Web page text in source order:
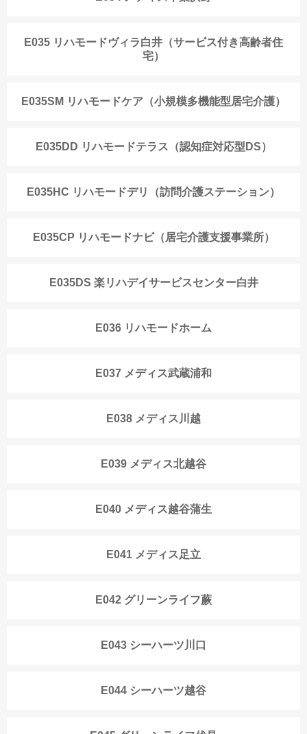
E035 リハモードヴィラ白井（サービス付き高齢者住
宅）
E035SM リハモードケア（小規模多機能型居宅介護）
E035DD リハモードテラス（認知症対応型DS）
E035HC リハモードデリ（訪問介護ステーション）
E035CP リハモードナビ（居宅介護支援事業所）
E035DS 楽リハデイサービスセンター白井
E036 リハモードホーム
E037 メディス武蔵浦和
E038 メディス川越
E039 メディス北越谷
E040 メディス越谷蒲生
E041 メディス足立
E042 グリーンライフ蕨
E043 シーハーツ川口
E044 シーハーツ越谷